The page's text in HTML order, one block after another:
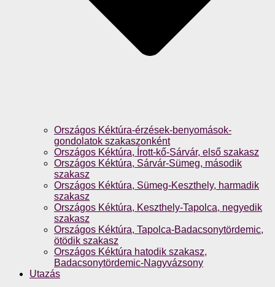
Országos Kéktúra-érzések-benyomások-
gondolatok szakaszonként
Országos Kéktúra, Írott-kő-Sárvár, első szakasz
Országos Kéktúra, Sárvár-Sümeg, második
szakasz
Országos Kéktúra, Sümeg-Keszthely, harmadik
szakasz
Országos Kéktúra, Keszthely-Tapolca, negyedik
szakasz
Országos Kéktúra, Tapolca-Badacsonytördemic,
ötödik szakasz
Országos Kéktúra hatodik szakasz,
Badacsonytördemic-Nagyvázsony
Utazás